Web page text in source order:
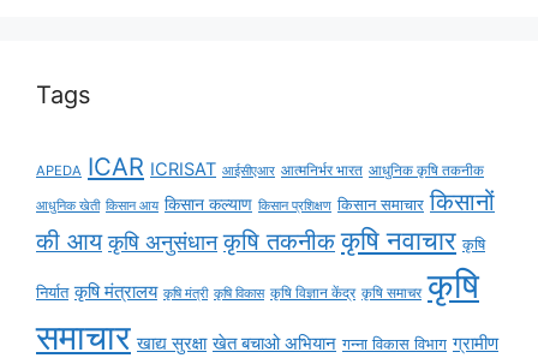
Tags
APEDA ICAR ICRISAT आईसीएआर आत्मनिर्भर भारत आधुनिक कृषि तकनीक
आधुनिक खेती किसान आय किसान कल्याण किसान प्रशिक्षण किसान समाचार किसानों
की आय कृषि अनुसंधान कृषि तकनीक कृषि नवाचार कृषि
निर्यात कृषि मंत्रालय कृषि मंत्री कृषि विकास कृषि विज्ञान केंद्र कृषि समाचर कृषि
समाचार खाद्य सुरक्षा खेत बचाओ अभियान गन्ना विकास विभाग ग्रामीण